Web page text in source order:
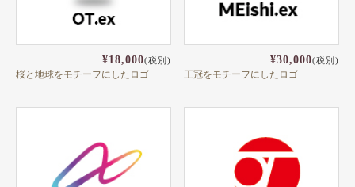
名刺ケース
住宅
¥18,000(税別)
桜と地球をモチーフにしたロゴ
¥30,000(税別)
王冠をモチーフにしたロゴ